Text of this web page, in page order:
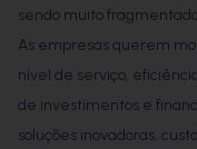
sendo muito
As empresas querem
nível de serviço,
de investimentos e
soluções inovadoras,